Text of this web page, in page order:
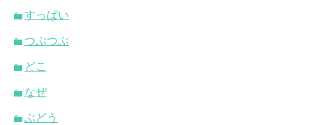
すっぱい
つぶつぶ
どこ
なぜ
ぶどう